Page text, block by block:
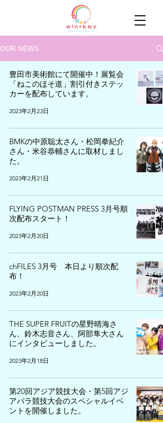
OUR NEWS
豊田市美術館にて開催中！展覧会
「ねこのほそ道」割引付きステッ
カーを配布しています。
2023年2月23日
BMKの中原聡太さん・松岡拳紀介
さん・米谷恭輔さんに取材しまし
た。
2023年2月21日
FLYING POSTMAN PRESS 3月号順
次配布スタート！
2023年2月20日
chFILES 3月号 本日より順次配
布！
2023年2月20日
THE SUPER FRUITの星野晴海さ
ん、鈴木志音さん、阿部隼大さん
にインタビューしました。
2023年2月18日
第20回アジア競技大会・第5回アジ
アパラ競技大会のスペシャルイベ
ントを開催しました。